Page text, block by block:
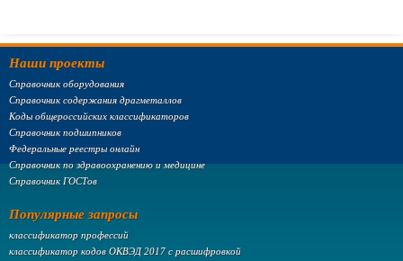
Наши проекты
Справочник оборудования
Справочник содержания драгметаллов
Коды общероссийских классификаторов
Справочник подшипников
Федеральные реестры онлайн
Справочник по здравоохранению и медицине
Справочник ГОСТов
Популярные запросы
классификатор профессий
классификатор кодов ОКВЭД 2017 с расшифровкой